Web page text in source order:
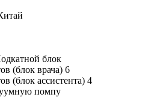
блок
(блок врача) 6
(блок ассистента) 4
помпу